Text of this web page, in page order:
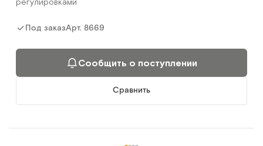
Под заказАрт. 8669
Сообщить о поступлении
Сравнить